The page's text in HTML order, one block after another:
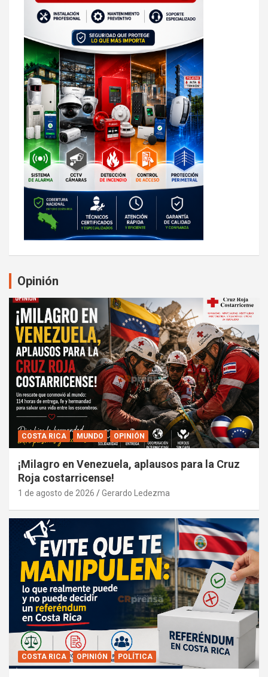
Opinión
COSTA RICA MUNDO OPINIÓN
¡Milagro en Venezuela, aplausos para la Cruz
Roja costarricense!
1 de agosto de 2026 Gerardo Ledezma
COSTA RICA OPINIÓN POLÍTICA